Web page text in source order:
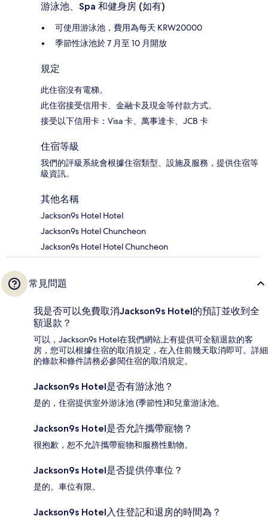
游泳池、Spa 和健身房 (如有)
可使用游泳池，費用為每天 KRW20000
季節性泳池於 7 月至 10 月開放
規定
此住宿沒有電梯。
此住宿接受信用卡、金融卡及現金等付款方式。
接受以下信用卡：Visa 卡、萬事達卡、JCB 卡
住宿等級
我們的評級系統會根據住宿類型、設施及服務，提供住宿等
級資訊。
其他名稱
Jackson9s Hotel Hotel
Jackson9s Hotel Chuncheon
Jackson9s Hotel Hotel Chuncheon
常見問題
我是否可以免費取消Jackson9s Hotel的預訂並收到全
額退款？
可以，Jackson9s Hotel在我們網站上有提供可全額退款的客
房，您可以根據住宿的取消規定，在入住前幾天取消即可。詳細
的條款和條件請務必參閱住宿的取消規定。
Jackson9s Hotel是否有游泳池？
是的，住宿提供室外游泳池 (季節性)和兒童游泳池。
Jackson9s Hotel是否允許攜帶寵物？
很抱歉，恕不允許攜帶寵物和服務性動物。
Jackson9s Hotel是否提供停車位？
是的。車位有限。
Jackson9s Hotel入住登記和退房的時間為？